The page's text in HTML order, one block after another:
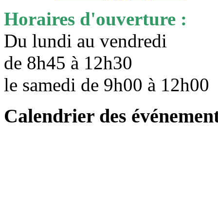
Horaires d'ouverture :
Du lundi au vendredi
de 8h45 à 12h30
le samedi de 9h00 à
Calendrier des